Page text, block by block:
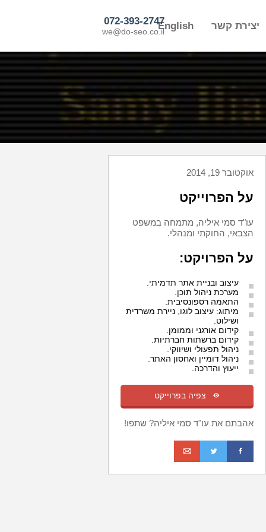
יצירת קשר English
072-393-2747
we@do-seo.co.il
אוקטובר 19, 2014
על הפרוייקט
עו"ד סמי איליה, מתמחה במשפט
הצבאי, החוקתי ומנהלי.
על הפרויקט:
עיצוב ובניית אתר תדמיתי.
מערכת ניהול תוכן.
התאמה רספונסיבית.
מיתוג: עיצוב לוגו, ניירת משרדית
ושילוט.
קידום אורגני וממומן.
קידום ברשתות חברתיות.
ניהול תפעולי ושיווקי.
ניהול דומיין ואחסון האתר.
ייעוץ והדרכה.
m צפיה בפרוייקט
אהבתם את עו"ד סמי איליה? שתפו!
f
t
o